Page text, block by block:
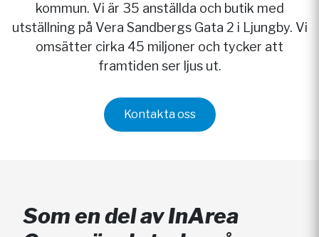
kommun. Vi är 35 anställda och butik med
utställning på Vera Sandbergs Gata 2 i Ljungby. Vi
omsätter cirka 45 miljoner och tycker att
framtiden ser ljus ut.
Kontakta oss
Som en del av InArea